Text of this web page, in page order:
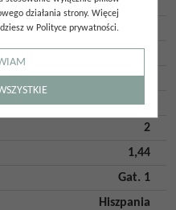
Prostokąt
R10
Tak
Tak
2
1,44
Gat. 1
Hiszpania
działania strony. Więcej
w Polityce prywatności.